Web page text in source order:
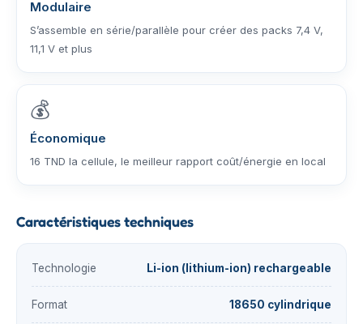
Modulaire
S’assemble en série/parallèle pour créer des packs 7,4 V,
11,1 V et plus
💰
Économique
16 TND la cellule, le meilleur rapport coût/énergie en local
Caractéristiques techniques
Technologie Li-ion (lithium-ion) rechargeable
Format 18650 cylindrique